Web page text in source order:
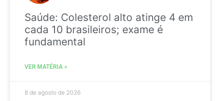
Saúde: Colesterol alto atinge 4 em
cada 10 brasileiros; exame é
fundamental
VER MATÉRIA »
8 de agosto de 2026